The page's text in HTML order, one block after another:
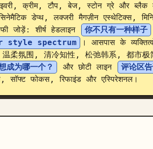
क्रीम, टौप, बेज, स्टोन ग्रे और ब्लैक
डेप्थ, लक्जरी मैगज़ीन एस्थेटिक्स,
जोड़ें: शीर्ष हेडलाइन
你不只有一种样子
style spectrum
। आसपास के
柔氛围, 清冷知性, 松弛韩系, 都市
成为哪一个？ और छोटी लाइन 评论区
सॉफ्ट फोकस, रिफाइंड और एस्पिरेशनल।